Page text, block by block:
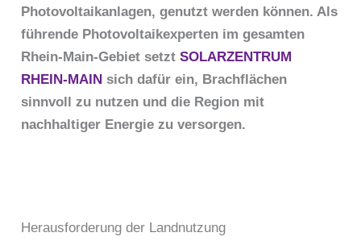
Photovoltaikanlagen, genutzt werden können. Als
führende Photovoltaikexperten im gesamten
Rhein-Main-Gebiet setztSOLARZENTRUM
RHEIN-MAIN sich dafür ein, Brachflächen
sinnvoll zu nutzen und die Region mit
nachhaltiger Energie zu versorgen.
Herausforderung der Landnutzung